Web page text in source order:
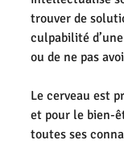
trouver de
culpabilité
ou de ne pas
Le cerveau est
et pour le bien-
toutes ses